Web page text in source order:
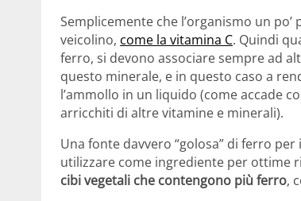
Semplicemente che l’organismo un
veicolino, come la vitamina C. Quindi
ferro, si devono associare sempre ad
questo minerale, e in questo caso a
l’ammollo in un liquido (come accade
arricchiti di altre vitamine e minerali).
Una fonte davvero “golosa” di ferro
utilizzare come ingrediente per ottime
cibi vegetali che contengono più ferro,